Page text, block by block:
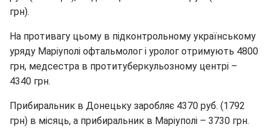
грн).
На противагу цьому в підконтрольному українському
уряду Маріуполі офтальмолог і уролог отримують 4800
грн, медсестра в протитуберкульозному центрі –
4340 грн.
Прибиральник в Донецьку заробляє 4370 руб. (1792
грн) в місяць, а прибиральник в Маріуполі – 3730 грн.